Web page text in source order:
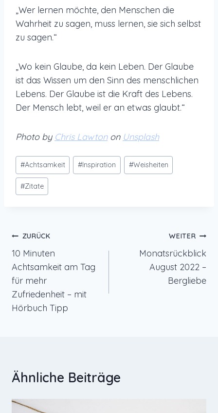
„Wer lernen möchte, den Menschen die
Wahrheit zu sagen, muss lernen, sie sich selbst
zu sagen.“
„Wo kein Glaube, da kein Leben. Der Glaube
ist das Wissen um den Sinn des menschlichen
Lebens. Der Glaube ist die Kraft des Lebens.
Der Mensch lebt, weil er an etwas glaubt.“
Photo by Chris Lawtonon Unsplash
Schlagworte:
#Achtsamkeit #Inspiration #Weisheiten
#Zitate
Beitragsnavigation
ZURÜCK
10 Minuten
Achtsamkeit am Tag
für mehr
Zufriedenheit – mit
Hörbuch Tipp
WEITER
Monatsrückblick
August 2022 –
Bergliebe
Ähnliche Beiträge